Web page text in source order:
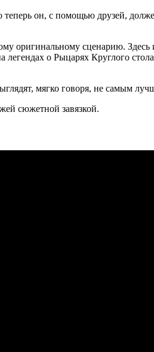
он, с помощью друзей,
оригинальному сценарию. Здесь
легендах о Рыцарях Круглого
мягко говоря, не самым
сюжетной завязкой.